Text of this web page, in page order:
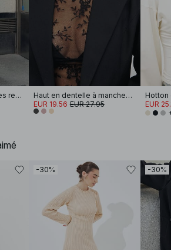
Pull en maille à manches retroussées
Haut en dentelle à manches longues
EUR 19.56 EUR 27.95
EUR
-30% -30%